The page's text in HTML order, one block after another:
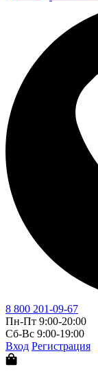
8 800 201-09-67
Пн-Пт 9:00-20:00
Сб-Вс 9:00-19:00
Вход Регистрация